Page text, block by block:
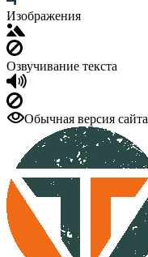
Изображения
Озвучивание текста
Обычная версия сайта